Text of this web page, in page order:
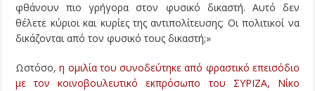
φθάνουν πιο γρήγορα στον φυσικό δικαστή. Αυτό δεν
θέλετε κύριοι και κυρίες της αντιπολίτευσης; Οι πολιτικοί να
δικάζονται από τον φυσικό τους δικαστή;»
Ωστόσο, η ομιλία του συνοδεύτηκε από φραστικό επεισόδιο
με τον κοινοβουλευτικό εκπρόσωπο του ΣΥΡΙΖΑ, Νίκο